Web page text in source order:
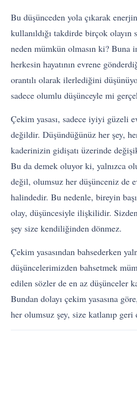
Bu düşünceden yola çıkarak
kullanıldığı takdirde birçok olayın
neden mümkün olmasın ki? Buna
herkesin hayatının evrene
orantılı olarak ilerlediğini
sadece olumlu düşünceyle mi
Çekim yasası, sadece iyiyi güzeli
değildir. Düşündüğünüz her şey,
kaderinizin gidişatı üzerinde
Bu da demek oluyor ki, yalnızca
değil, olumsuz her düşünceniz de
halindedir. Bu nedenle, bireyin
olay, düşüncesiyle ilişkilidir.
şey size kendiliğinden dönmez.
Çekim yasasından bahsederken
düşüncelerimizden bahsetmek
edilen sözler de en az düşünceler
Bundan dolayı çekim yasasına
her olumsuz şey, size katlanıp geri